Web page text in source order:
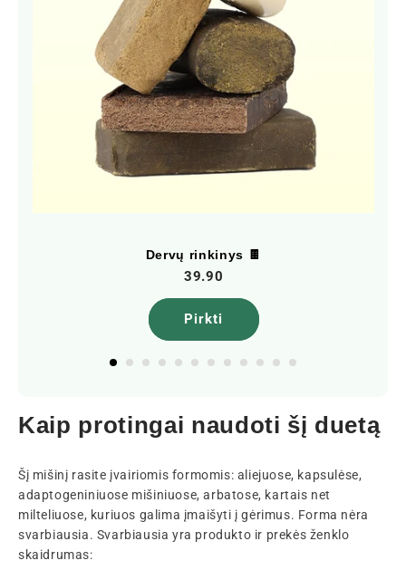
Dervų rinkinys 🍫
39.90
Pirkti
Kaip protingai naudoti šį duetą
Šį mišinį rasite įvairiomis formomis: aliejuose, kapsulėse,
adaptogeniniuose mišiniuose, arbatose, kartais net
milteliuose, kuriuos galima įmaišyti į gėrimus. Forma nėra
svarbiausia. Svarbiausia yra produkto ir prekės ženklo
skaidrumas: